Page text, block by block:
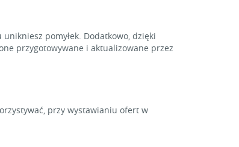
pomyłek. Dodatkowo, dzięki
przygotowywane i aktualizowane przez
przy wystawianiu ofert w